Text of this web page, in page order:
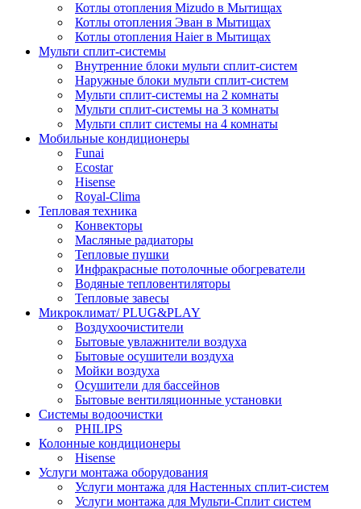
Котлы отопления Mizudo в Мытищах
Котлы отопления Эван в Мытищах
Котлы отопления Haier в Мытищах
Мульти сплит-системы
Внутренние блоки мульти сплит-систем
Наружные блоки мульти сплит-систем
Мульти сплит-системы на 2 комнаты
Мульти сплит-системы на 3 комнаты
Мульти сплит системы на 4 комнаты
Мобильные кондиционеры
Funai
Ecostar
Hisense
Royal-Clima
Тепловая техника
Конвекторы
Масляные радиаторы
Тепловые пушки
Инфракрасные потолочные обогреватели
Водяные тепловентиляторы
Тепловые завесы
Микроклимат/ PLUG&PLAY
Воздухоочистители
Бытовые увлажнители воздуха
Бытовые осушители воздуха
Мойки воздуха
Осушители для бассейнов
Бытовые вентиляционные установки
Системы водоочистки
PHILIPS
Колонные кондиционеры
Hisense
Услуги монтажа оборудования
Услуги монтажа для Настенных сплит-систем
Услуги монтажа для Мульти-Сплит систем